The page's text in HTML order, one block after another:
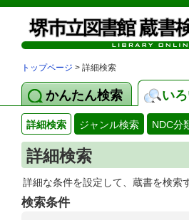
トップページ > 詳細検索
かんたん検索 い
詳細検索 ジャンル検索 NDC分
詳細検索
詳細な条件を設定して、蔵書を検索
検索条件